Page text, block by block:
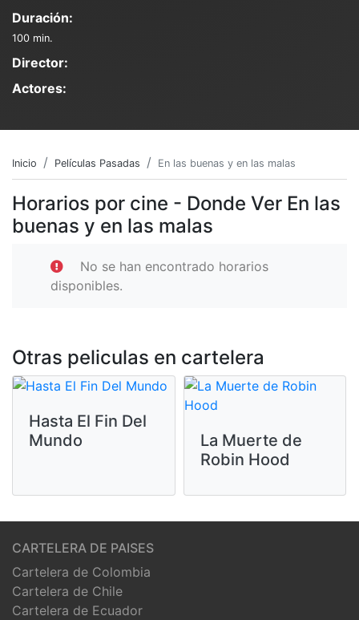
Duración:
100 min.
Director:
Actores:
Inicio Películas Pasadas En las buenas y en las malas
Horarios por cine - Donde Ver En las
buenas y en las malas
No se han encontrado horarios
disponibles.
Otras peliculas en cartelera
Hasta El Fin Del
Mundo
La Muerte de
Robin Hood
CARTELERA DE PAISES
Cartelera de Colombia
Cartelera de Chile
Cartelera de Ecuador